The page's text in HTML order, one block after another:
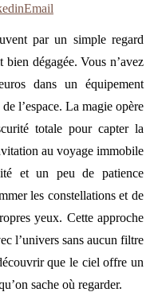
Email
par un simple regard
dégagée. Vous n’avez
dans un équipement
l’espace. La magie opère
totale pour capter la
au voyage immobile
et un peu de patience
les constellations et de
yeux. Cette approche
l’univers sans aucun filtre
que le ciel offre un
sache où regarder.